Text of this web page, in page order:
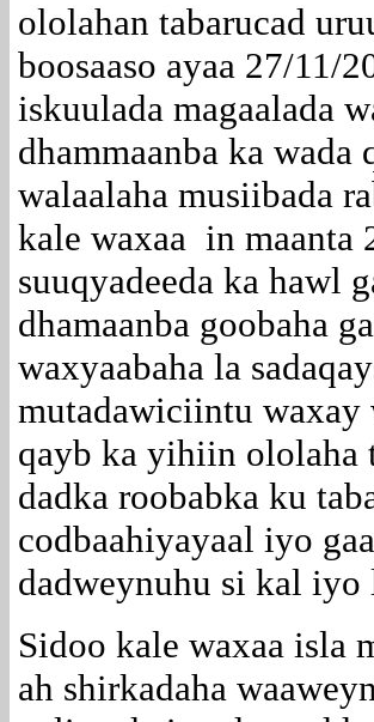
ololahan tabarucad
boosaaso ayaa 27/11/
iskuulada magaalada
dhammaanba ka wada
walaalaha musiibada
kale waxaa in maanta
suuqyadeeda ka hawl
dhamaanba goobaha
waxyaabaha la
mutadawiciintu waxay
qayb ka yihiin ololaha
dadka roobabka ku
codbaahiyayaal iyo
dadweynuhu si kal iyo
Sidoo kale waxaa isla
ah shirkadaha